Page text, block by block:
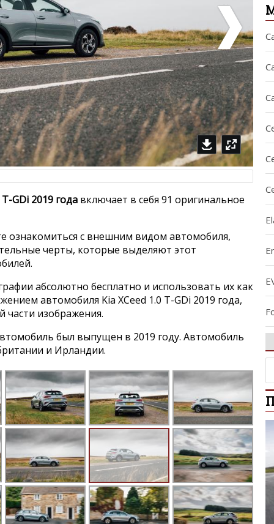
T-GDi 2019 года включает в себя 91 оригинальное
ознакомиться с внешним видом автомобиля,
черты, которые выделяют этот
абсолютно бесплатно и использовать их как
автомобиля Kia XCeed 1.0 T-GDi 2019 года,
части изображения.
был выпущен в 2019 году. Автомобиль
и Ирландии.